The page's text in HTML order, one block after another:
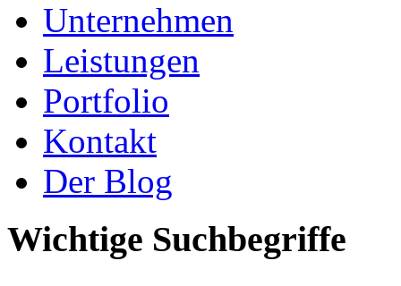
Unternehmen
Leistungen
Portfolio
Kontakt
Der Blog
Wichtige Suchbegriffe